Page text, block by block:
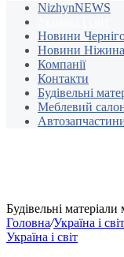
NizhynNEWS
Новини
Новини Ніжина
Компанії
Контакти
Будівельні
Меблевий
Будівельні
Головна/Україна і світ
Україна і світ